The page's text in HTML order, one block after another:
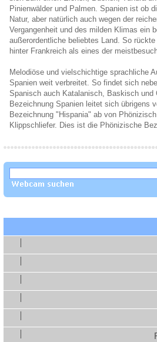
Pinienwälder und Palmen. Spanien ist ob
Natur, aber natürlich auch wegen der
Vergangenheit und des milden Klimas ein
außerordentliche beliebtes Land. So
hinter Frankreich als eines der
Melodiöse und vielschichtige sprachliche
Spanien weit verbreitet. So findet sich
Spanisch auch Katalanisch, Baskisch und
Bezeichnung Spanien leitet sich übrigens
Bezeichnung "Hispania" ab von
Klippschliefer. Dies ist die Phönizische